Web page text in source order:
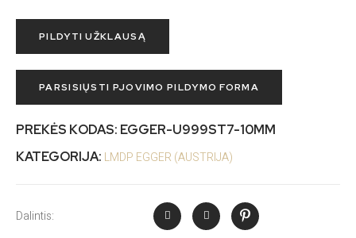
PILDYTI UŽKLAUSĄ
PARSISIŲSTI PJOVIMO PILDYMO FORMA
PREKĖS KODAS: EGGER-U999ST7-10MM
KATEGORIJA: LMDP EGGER (AUSTRIJA)
Dalintis: